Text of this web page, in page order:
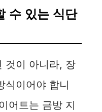
수 있는 식단
것이 아니라, 장
식이어야 합니
어트는 금방 지